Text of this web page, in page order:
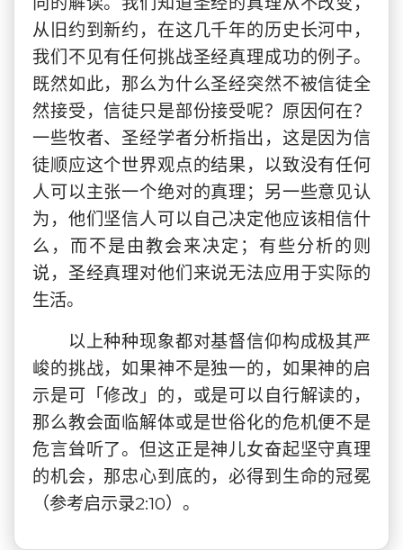
从旧约到新约，在这几千年的历史长河中，
我们不见有任何挑战圣经真理成功的例子。
既然如此，那么为什么圣经突然不被信徒全
然接受，信徒只是部份接受呢？原因何在？
一些牧者、圣经学者分析指出，这是因为信
徒顺应这个世界观点的结果，以致没有任何
人可以主张一个绝对的真理；另一些意见认
为，他们坚信人可以自己决定他应该相信什
么，而不是由教会来决定；有些分析的则
说，圣经真理对他们来说无法应用于实际的
生活。
以上种种现象都对基督信仰构成极其严
峻的挑战，如果神不是独一的，如果神的启
示是可「修改」的，或是可以自行解读的，
那么教会面临解体或是世俗化的危机便不是
危言耸听了。但这正是神儿女奋起坚守真理
的机会，那忠心到底的，必得到生命的冠冕
（参考启示录2:10）。